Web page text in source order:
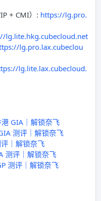
+ CMI）: https://lg.pro.
lg.lite.hkg.cubecloud.net
lg.pro.lax.cubeclou
lg.lite.lax.cubecloud.
港 GIA｜解锁奈飞
测评｜解锁奈飞
｜解锁奈飞
测评｜解锁奈飞
测评｜解锁奈飞